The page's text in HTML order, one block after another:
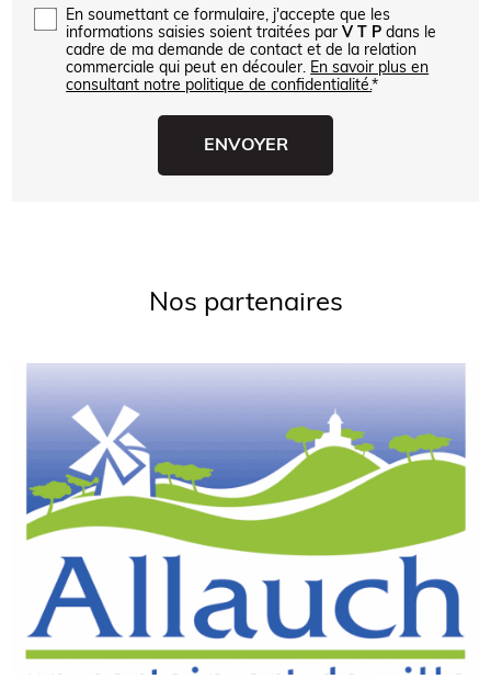
En soumettant ce formulaire, j'accepte que les
informations saisies soient traitées parV T P dans le
cadre de ma demande de contact et de la relation
commerciale qui peut en découler. En savoir plus en
consultant notre politique de confidentialité.*
Nos partenaires